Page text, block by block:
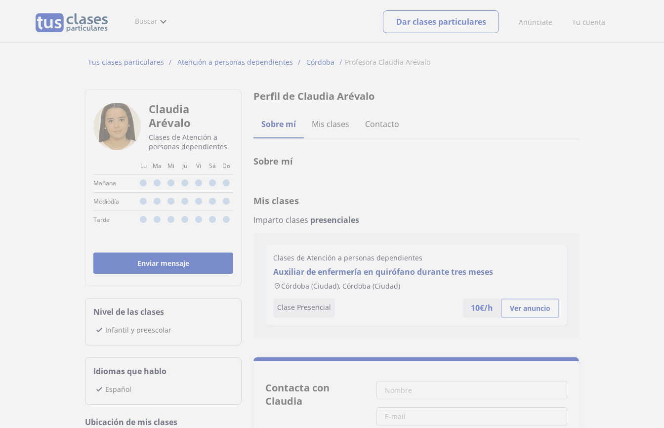
Buscar Anúnciate Tu cuenta
Dar clases particulares
Tus clases particulares Atención a personas dependientes Córdoba Profesora Claudia Arévalo
Claudia
Arévalo
Clases de Atención a
personas dependientes
Lu Ma Mi Ju Vi Sá Do
Mañana
Mediodía
Tarde
Enviar mensaje
Nivel de las clases
Infantil y preescolar
Idiomas que hablo
Español
Ubicación de mis clases
Perfil de Claudia Arévalo
Sobre mí Mis clases Contacto
Sobre mí
Mis clases
Imparto clases presenciales
Clases de Atención a personas dependientes
Auxiliar de enfermería en quirófano durante tres meses
Córdoba (Ciudad), Córdoba (Ciudad)
Clase Presencial 10€/h Ver anuncio
Contacta con
Claudia